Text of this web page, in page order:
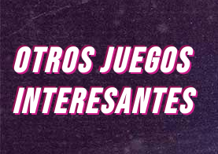
OTROS JUEGOS
INTERESANTES